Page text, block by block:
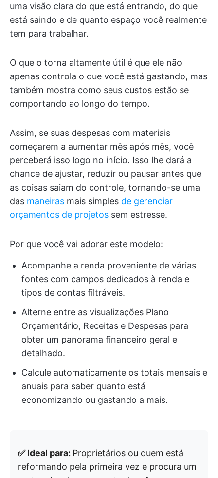
uma visão clara do que está entrando, do que
está saindo e de quanto espaço você realmente
tem para trabalhar.
O que o torna altamente útil é que ele não
apenas controla o que você está gastando, mas
também mostra como seus custos estão se
comportando ao longo do tempo.
Assim, se suas despesas com materiais
começarem a aumentar mês após mês, você
perceberá isso logo no início. Isso lhe dará a
chance de ajustar, reduzir ou pausar antes que
as coisas saiam do controle, tornando-se uma
das maneiras mais simples de gerenciar
orçamentos de projetos sem estresse.
Por que você vai adorar este modelo:
Acompanhe a renda proveniente de várias
fontes com campos dedicados à renda e
tipos de contas filtráveis.
Alterne entre as visualizações Plano
Orçamentário, Receitas e Despesas para
obter um panorama financeiro geral e
detalhado.
Calcule automaticamente os totais mensais e
anuais para saber quanto está
economizando ou gastando a mais.
✅ Ideal para: Proprietários ou quem está
reformando pela primeira vez e procura um